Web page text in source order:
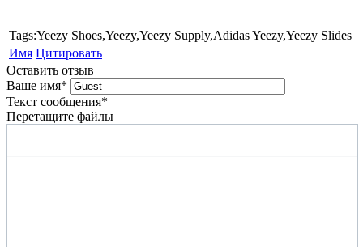
Tags:Yeezy Shoes,Yeezy,Yeezy Supply,Adidas Yeezy,Yeezy Slides
Имя Цитировать
Оставить отзыв
Ваше имя*
Текст сообщения*
Перетащите файлы